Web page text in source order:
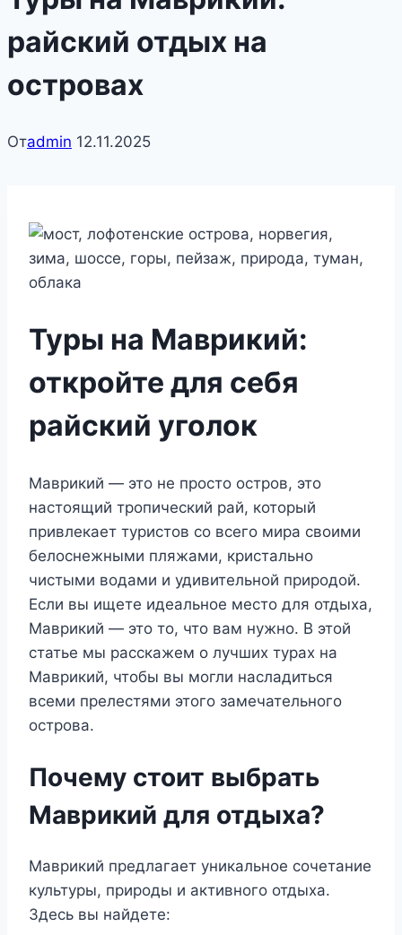
райский отдых на
островах
Отadmin 12.11.2025
Туры на Маврикий:
откройте для себя
райский уголок
Маврикий — это не просто остров, это
настоящий тропический рай, который
привлекает туристов со всего мира своими
белоснежными пляжами, кристально
чистыми водами и удивительной природой.
Если вы ищете идеальное место для отдыха,
Маврикий — это то, что вам нужно. В этой
статье мы расскажем о лучших турах на
Маврикий, чтобы вы могли насладиться
всеми прелестями этого замечательного
острова.
Почему стоит выбрать
Маврикий для отдыха?
Маврикий предлагает уникальное сочетание
культуры, природы и активного отдыха.
Здесь вы найдете: